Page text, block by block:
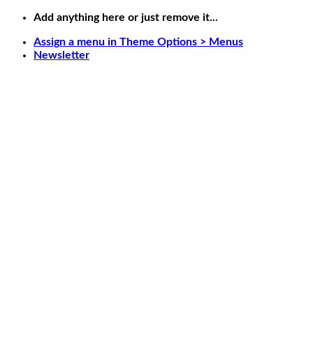
Skip
content
Add anything here or just remove it...
Assign a menu in Theme Options > Menus
Newsletter